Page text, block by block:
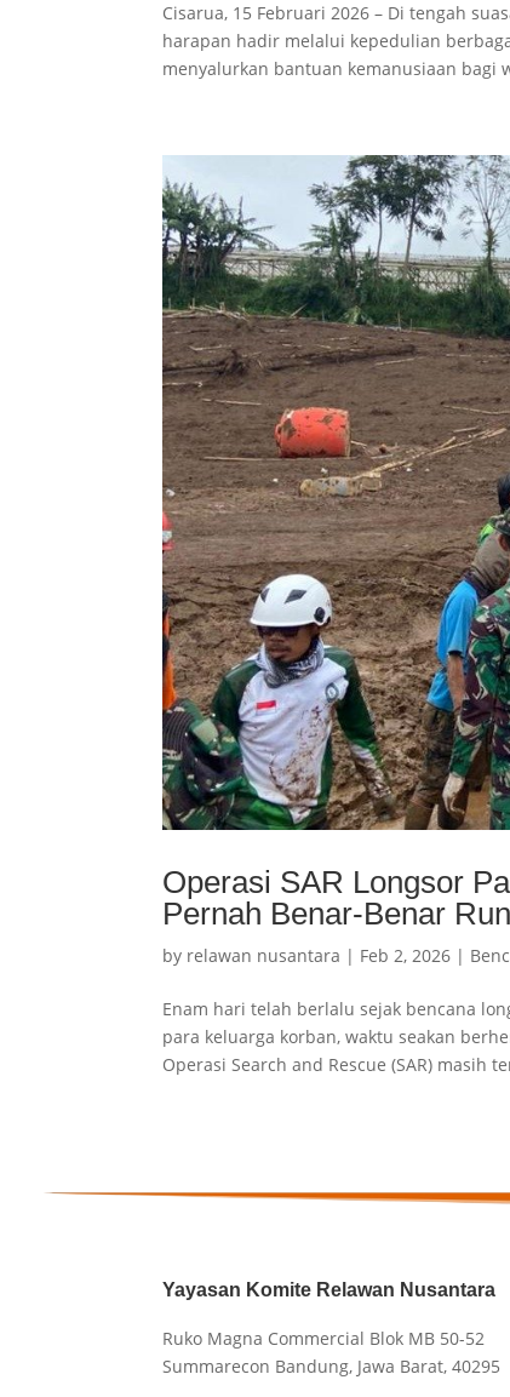
Cisarua, 15 Februari 2026 – Di tengah
harapan hadir melalui kepedulian
menyalurkan bantuan kemanusiaan bagi
Operasi SAR Longsor
Pernah Benar-Benar
by relawan nusantara | Feb 2, 2026 |
Enam hari telah berlalu sejak bencana
para keluarga korban, waktu seakan
Operasi Search and Rescue (SAR) masih
Yayasan Komite Relawan Nusantara
Ruko Magna Commercial Blok MB 50-52
Summarecon Bandung, Jawa Barat, 40295